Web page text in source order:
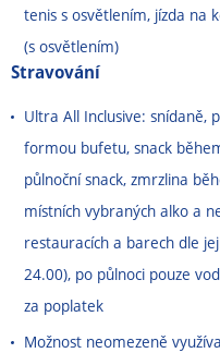
tenis s osvětlením, jízda na
(s osvětlením)
Stravování
Ultra All Inclusive: snídaně,
formou bufetu, snack
půlnoční snack, zmrzlina
místních vybraných alko a
restauracích a barech dle
24.00), po půlnoci pouze
za poplatek
Možnost neomezeně